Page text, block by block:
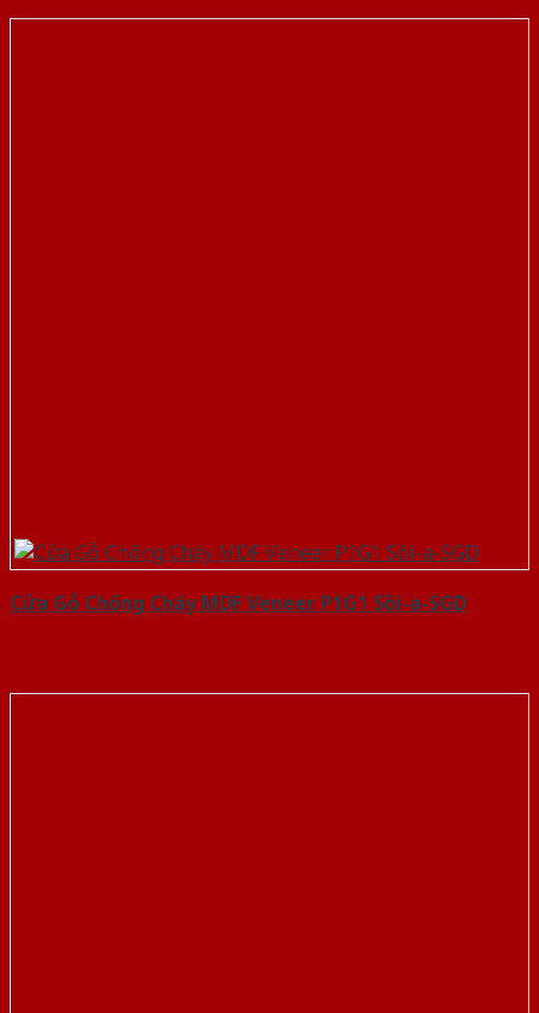
Cửa Gỗ Chống Cháy MDF Veneer P1G1 Sồi-a-SGD